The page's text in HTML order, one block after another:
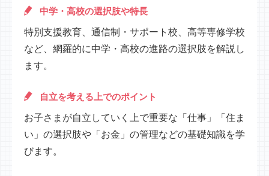
中学・高校の選択肢や特長
特別支援教育、通信制・サポート校、高等専修学校
など、網羅的に中学・高校の進路の選択肢を解説し
ます。
自立を考える上でのポイント
お子さまが自立していく上で重要な「仕事」「住ま
い」の選択肢や「お金」の管理などの基礎知識を学
びます。